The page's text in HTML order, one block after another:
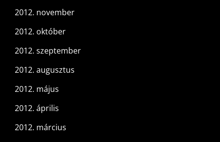
2012. november
2012. október
2012. szeptember
2012. augusztus
2012. május
2012. április
2012. március